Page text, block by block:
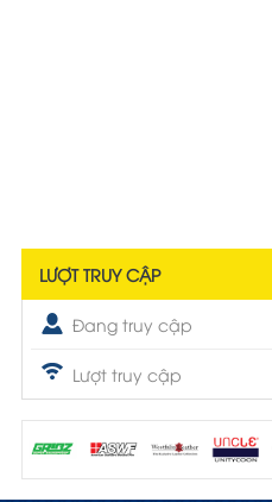
LƯỢT TRUY CẬP
Đang truy cập
Lượt truy cập